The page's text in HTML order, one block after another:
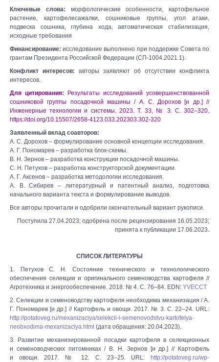
Ключевые слова: морфологические особенности, картофельное
растение, картофелесажалки, сошниковые группы, угол атаки,
подвеска сошника, глубина хода, автоматическая стабилизация,
исходные требования
Финансирование:исследование выполнено при поддержке Совета по
грантам Президента Российской Федерации (СП-1004.2021.1).
Конфликт интересов: авторы заявляют об отсутствии конфликта
интересов.
Для цитирования: Результаты исследований усовершенствованной
сошниковой группы посадочной машины / А. С. Дорохов [и др.] //
Инженерные технологии и системы. 2023. Т. 33, № 3. С. 302–320.
https://doi.org/10.15507/2658-4123.033.202303.302-320
Заявленный вклад соавторов:
А. С. Дорохов – формулирование основной концепции исследования.
А. Г. Пономарев – разработка блок-схемы.
В. Н. Зернов – разработка конструкции посадочной машины.
С. Н. Петухов – разработка конструкторской документации.
А. Г. Аксенов – разработка методологии исследования.
А. В. Сибирев – литературный и патентный анализ, подготовка
начального варианта текста и формулирование выводов.
Все авторы прочитали и одобрили окончательный вариант рукописи.
Поступила 27.04.2023; одобрена после рецензирования 16.05.2023;
принята к публикации 17.06.2023.
СПИСОК ЛИТЕРАТУРЫ
1. Петухов С. Н. Состояние технического и технологического
обеспечения селекции и оригинального семеноводства картофеля //
Агротехника и энергообеспечение. 2018. № 4. С. 76–84. EDN: YVECCT
2. Селекции и семеноводству картофеля необходима механизация / А.
Г. Пономарев [и др.] // Картофель и овощи. 2017. № 3. С. 22–24. URL:
http://potatoveg.ru/mexanizaciya/selekcii-i-semenovodstvu-kartofelya-
neobxodima-mexanizaciya.html (дата обращения: 20.04.2023).
3. Развитие механизированной посадки картофеля в селекционных
и семеноводческих питомниках / В. Н. Зернов [и др.] // Картофель
и овощи. 2017. № 12. С. 23–25. URL:
http://potatoveg.ru/wp-